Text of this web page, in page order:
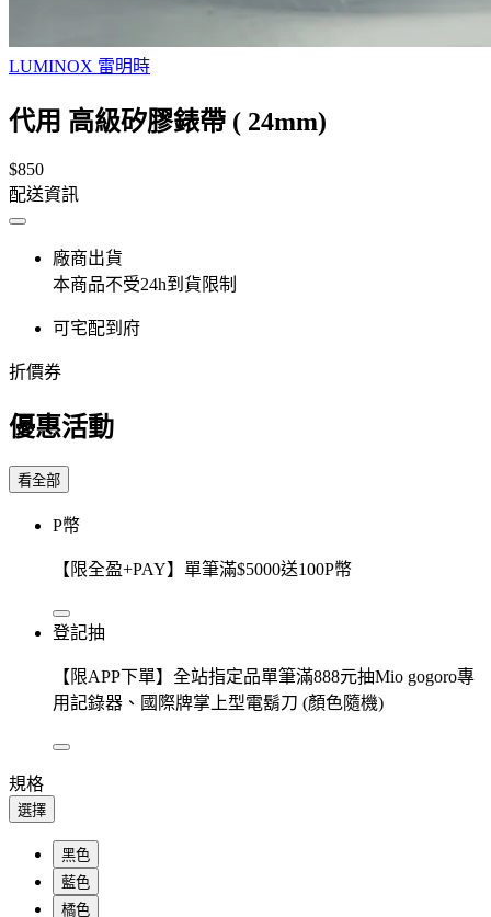
LUMINOX 雷明時
代用 高級矽膠錶帶 ( 24mm)
$850
配送資訊
廠商出貨
本商品不受24h到貨限制
可宅配到府
折價券
優惠活動
看全部
P幣
【限全盈+PAY】單筆滿$5000送100P幣
登記抽
【限APP下單】全站指定品單筆滿888元抽Mio gogoro專
用記錄器、國際牌掌上型電鬍刀 (顏色隨機)
規格
選擇
黑色
藍色
橘色